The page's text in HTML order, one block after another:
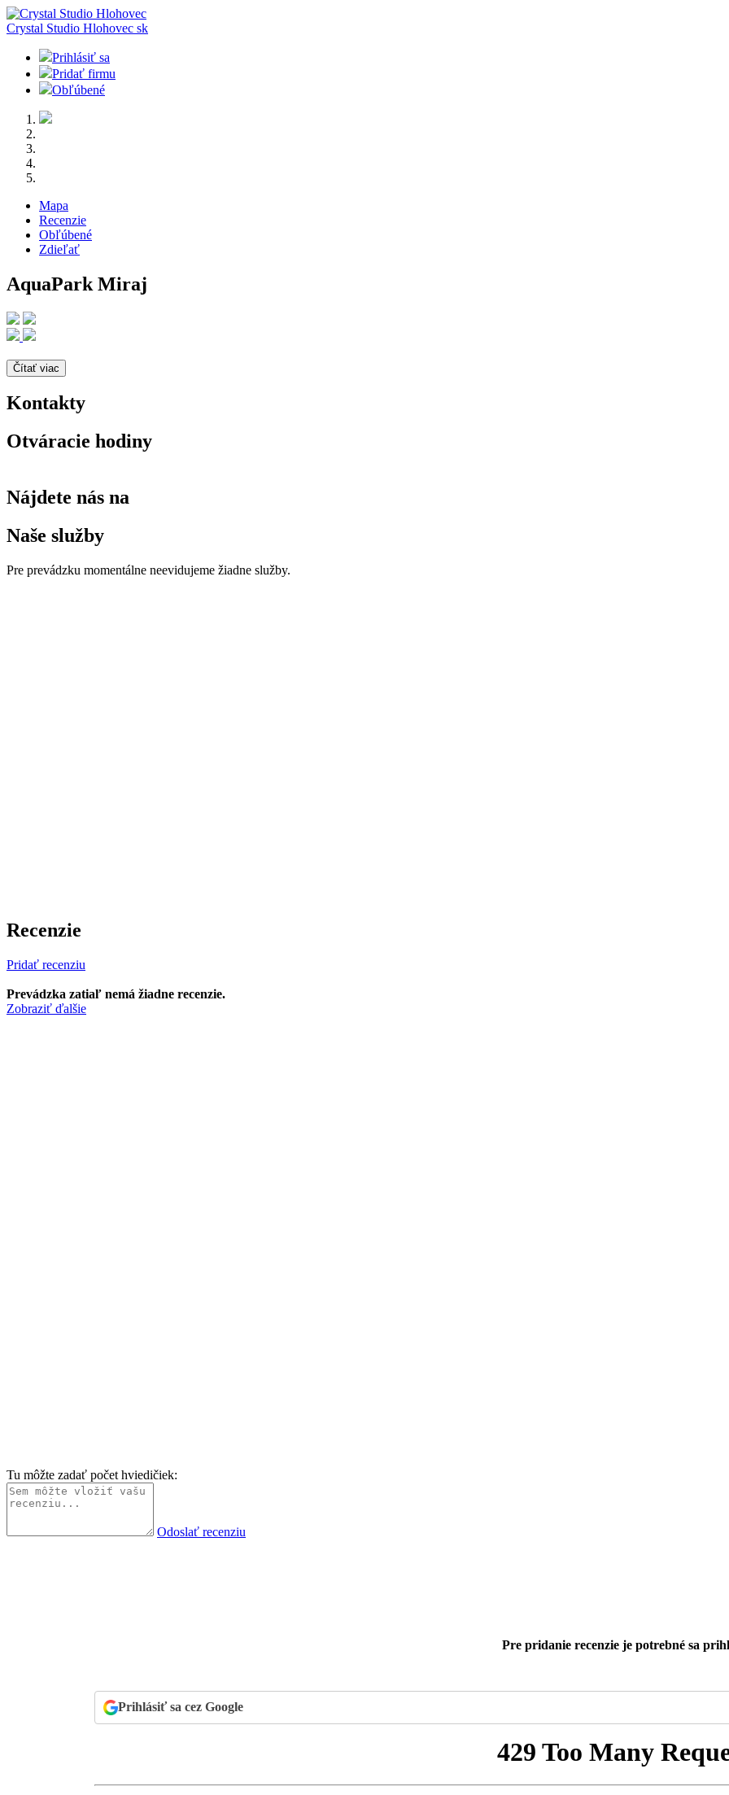
Crystal Studio Hlohovec sk
Prihlásiť sa
Pridať firmu
Obľúbené
Mapa
Recenzie
Obľúbené
Zdieľať
AquaPark Miraj
Čítať viac
Kontakty
Otváracie hodiny
Nájdete nás na
Naše služby
Pre prevádzku momentálne neevidujeme žiadne služby.
Recenzie
Pridať recenziu
Prevádzka zatiaľ nemá žiadne recenzie.
Zobraziť ďalšie
Tu môžte zadať počet hviedičiek:
Odoslať recenziu
Pre pridanie recenzie je potrebné sa
Prihlásiť sa cez Google